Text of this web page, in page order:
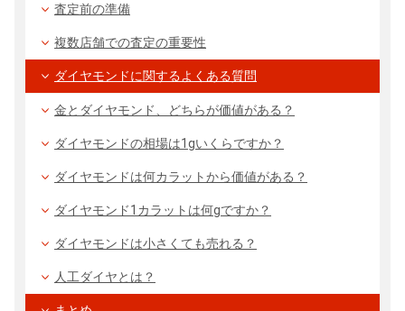
査定前の準備
複数店舗での査定の重要性
ダイヤモンドに関するよくある質問
金とダイヤモンド、どちらが価値がある？
ダイヤモンドの相場は1gいくらですか？
ダイヤモンドは何カラットから価値がある？
ダイヤモンド1カラットは何gですか？
ダイヤモンドは小さくても売れる？
人工ダイヤとは？